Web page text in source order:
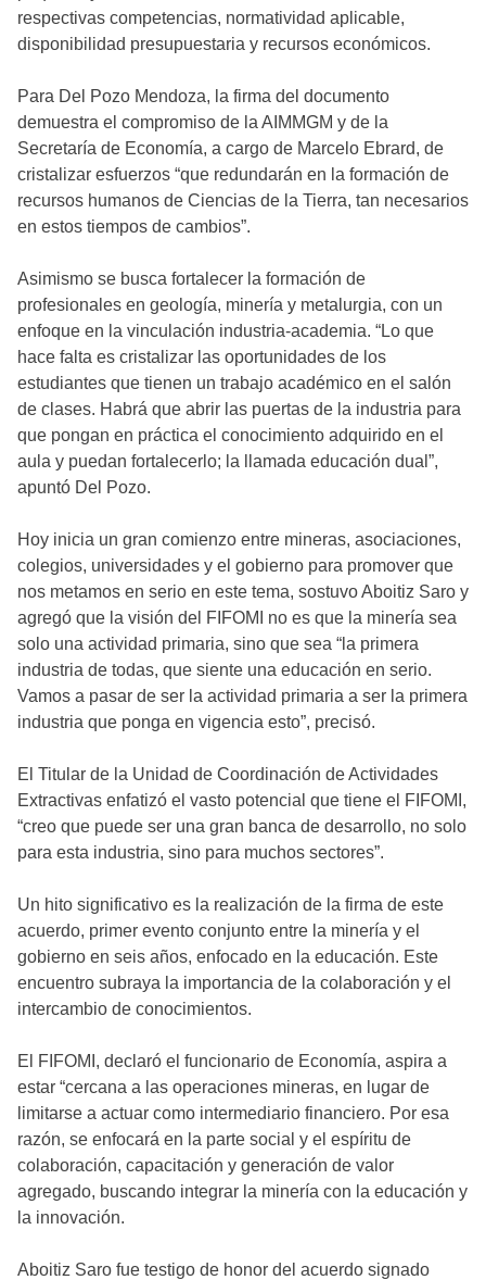
respectivas competencias, normatividad aplicable,
disponibilidad presupuestaria y recursos económicos.
Para Del Pozo Mendoza, la firma del documento
demuestra el compromiso de la AIMMGM y de la
Secretaría de Economía, a cargo de Marcelo Ebrard, de
cristalizar esfuerzos “que redundarán en la formación de
recursos humanos de Ciencias de la Tierra, tan necesarios
en estos tiempos de cambios”.
Asimismo se busca fortalecer la formación de
profesionales en geología, minería y metalurgia, con un
enfoque en la vinculación industria-academia. “Lo que
hace falta es cristalizar las oportunidades de los
estudiantes que tienen un trabajo académico en el salón
de clases. Habrá que abrir las puertas de la industria para
que pongan en práctica el conocimiento adquirido en el
aula y puedan fortalecerlo; la llamada educación dual”,
apuntó Del Pozo.
Hoy inicia un gran comienzo entre mineras, asociaciones,
colegios, universidades y el gobierno para promover que
nos metamos en serio en este tema, sostuvo Aboitiz Saro y
agregó que la visión del FIFOMI no es que la minería sea
solo una actividad primaria, sino que sea “la primera
industria de todas, que siente una educación en serio.
Vamos a pasar de ser la actividad primaria a ser la primera
industria que ponga en vigencia esto”, precisó.
El Titular de la Unidad de Coordinación de Actividades
Extractivas enfatizó el vasto potencial que tiene el FIFOMI,
“creo que puede ser una gran banca de desarrollo, no solo
para esta industria, sino para muchos sectores”.
Un hito significativo es la realización de la firma de este
acuerdo, primer evento conjunto entre la minería y el
gobierno en seis años, enfocado en la educación. Este
encuentro subraya la importancia de la colaboración y el
intercambio de conocimientos.
El FIFOMI, declaró el funcionario de Economía, aspira a
estar “cercana a las operaciones mineras, en lugar de
limitarse a actuar como intermediario financiero. Por esa
razón, se enfocará en la parte social y el espíritu de
colaboración, capacitación y generación de valor
agregado, buscando integrar la minería con la educación y
la innovación.
Aboitiz Saro fue testigo de honor del acuerdo signado